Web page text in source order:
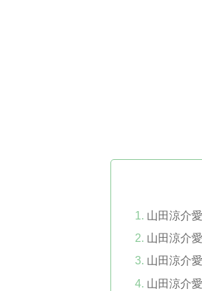
山田涼介
山田涼介
山田涼介
山田涼介